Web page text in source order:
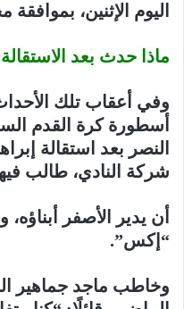
اليوم الإثنين،
ماذا حدث بعد الاستقالة
وفي أعقاب تلك
أسطورة كرة القدم
النصر بعد استقالة
شركة النادي، طالب
أن يدير الأصفر
“إكس”.
وخاطب ماجد جماهير